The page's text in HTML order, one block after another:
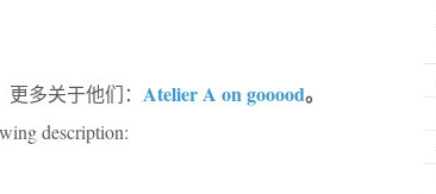
多关于他们： Atelier A on gooood。
description: